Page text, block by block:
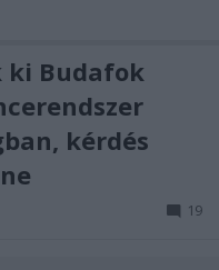
Budafok
kérdés
19